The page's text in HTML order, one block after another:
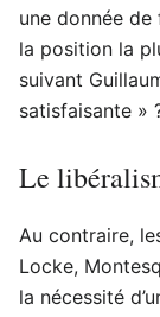
une donnée
la position la
suivant
satisfaisante »
Le
Au contraire,
Locke,
la nécessité